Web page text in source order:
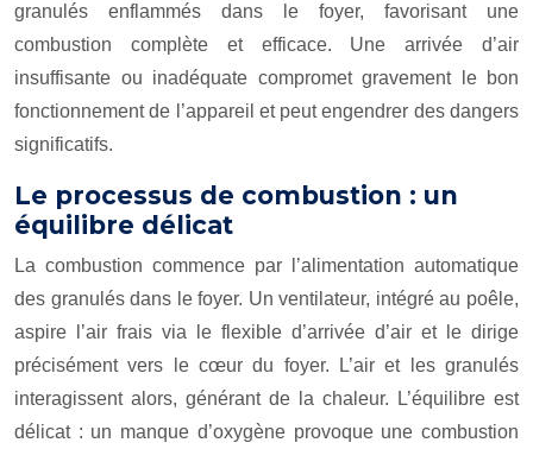
granulés enflammés dans le foyer, favorisant une
combustion complète et efficace. Une arrivée d’air
insuffisante ou inadéquate compromet gravement le bon
fonctionnement de l’appareil et peut engendrer des dangers
significatifs.
Le processus de combustion : un
équilibre délicat
La combustion commence par l’alimentation automatique
des granulés dans le foyer. Un ventilateur, intégré au poêle,
aspire l’air frais via le flexible d’arrivée d’air et le dirige
précisément vers le cœur du foyer. L’air et les granulés
interagissent alors, générant de la chaleur. L’équilibre est
délicat : un manque d’oxygène provoque une combustion